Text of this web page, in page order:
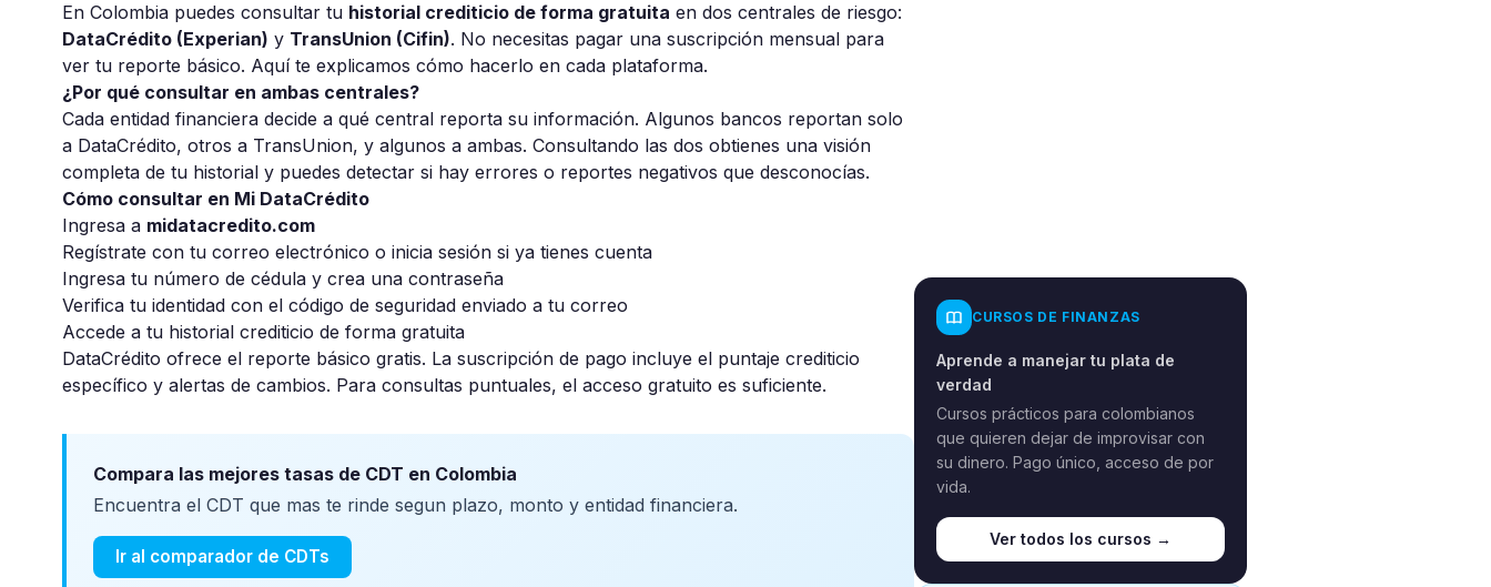
En Colombia puedes consultar tu historial crediticio de forma gratuita en dos centrales de riesgo:
DataCrédito (Experian) y TransUnion (Cifin). No necesitas pagar una suscripción mensual para
ver tu reporte básico. Aquí te explicamos cómo hacerlo en cada plataforma.
¿Por qué consultar en ambas centrales?
Cada entidad financiera decide a qué central reporta su información. Algunos bancos reportan solo
a DataCrédito, otros a TransUnion, y algunos a ambas. Consultando las dos obtienes una visión
completa de tu historial y puedes detectar si hay errores o reportes negativos que desconocías.
Cómo consultar en Mi DataCrédito
Ingresa a midatacredito.com
Regístrate con tu correo electrónico o inicia sesión si ya tienes cuenta
Ingresa tu número de cédula y crea una contraseña
Verifica tu identidad con el código de seguridad enviado a tu correo
Accede a tu historial crediticio de forma gratuita
DataCrédito ofrece el reporte básico gratis. La suscripción de pago incluye el puntaje crediticio
específico y alertas de cambios. Para consultas puntuales, el acceso gratuito es suficiente.
Compara las mejores tasas de CDT en Colombia
Encuentra el CDT que mas te rinde segun plazo, monto y entidad financiera.
Ir al comparador de CDTs
CURSOS DE FINANZAS
Aprende a manejar tu plata de
verdad
Cursos prácticos para colombianos
que quieren dejar de improvisar con
su dinero. Pago único, acceso de por
vida.
Ver todos los cursos →